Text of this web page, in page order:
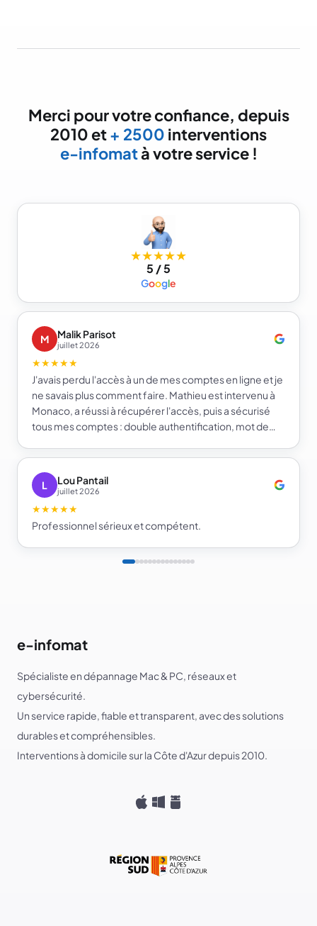
Merci pour votre confiance, depuis
2010 et+ 2500 interventions
e-infomatà votre service !
★★★★★
5 / 5
Google
M Malik Parisot
juillet 2026
★★★★★
J'avais perdu l'accès à un de mes comptes en ligne et je
ne savais plus comment faire. Mathieu est intervenu à
Monaco, a réussi à récupérer l'accès, puis a sécurisé
tous mes comptes : double authentification, mot de
beaucoup plus serein sur la sécurité de mes comptes.
Je recommande e-infomat.
L
Lou Pantail
juillet 2026
★★★★★
Professionnel sérieux et compétent.
e-infomat
Spécialiste en dépannage Mac & PC, réseaux et
cybersécurité.
Un service rapide, fiable et transparent, avec des solutions
durables et compréhensibles.
Interventions à domicile sur la Côte d'Azur depuis 2010.